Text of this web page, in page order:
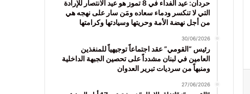
حردان: عيد الفداء في 8 تموز هو عيد الانتصار للإرادة
التي لا تنكسر ودماء سعاده ومَن سار على نهجه هي
من أجل نهضة الأمة وحريتها وسيادتها وكرامتها
30/06/2026
رئيس “القومي” عقد اجتماعاً توجيهياً للمنفذين
العامين في لبنان مشدداً على تحصين الجبهة الداخلية
ومنبهاً من سرديات تبرير العدوان
27/06/2026